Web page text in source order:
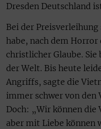
Dresden Deutschland
Bei der
habe, nach dem
christlicher Glaube. Sie
der Welt. Bis heute
Angriffs, sagte die
immer schwer von den
Doch: „Wir können die
aber mit Liebe können